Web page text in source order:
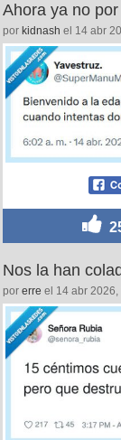
Ahora ya no
por kidnash el 14 abr
Nos la han
por erre el 14 abr 2026,